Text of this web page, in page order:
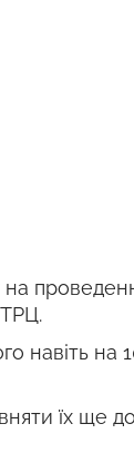
навіть на
їх ще до